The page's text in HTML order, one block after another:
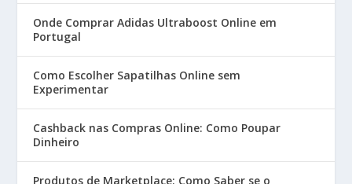
Onde Comprar Adidas Ultraboost Online em
Portugal
Como Escolher Sapatilhas Online sem
Experimentar
Cashback nas Compras Online: Como Poupar
Dinheiro
Produtos de Marketplace: Como Saber se o